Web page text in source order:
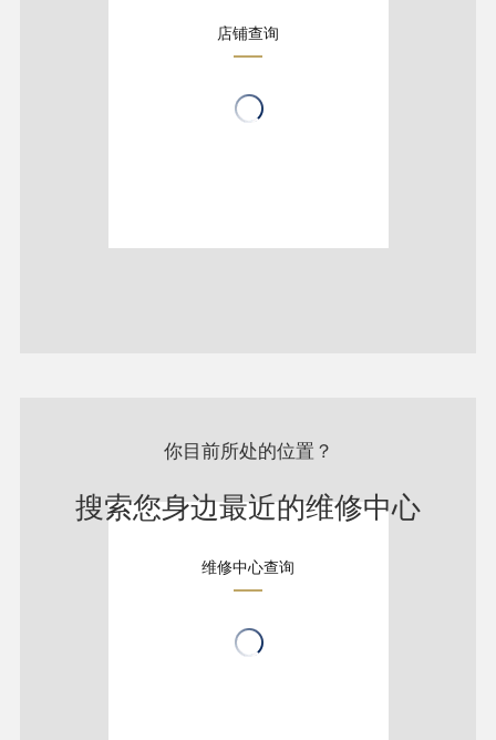
店铺查询
你目前所处的位置？
搜索您身边最近的维修中心
维修中心查询